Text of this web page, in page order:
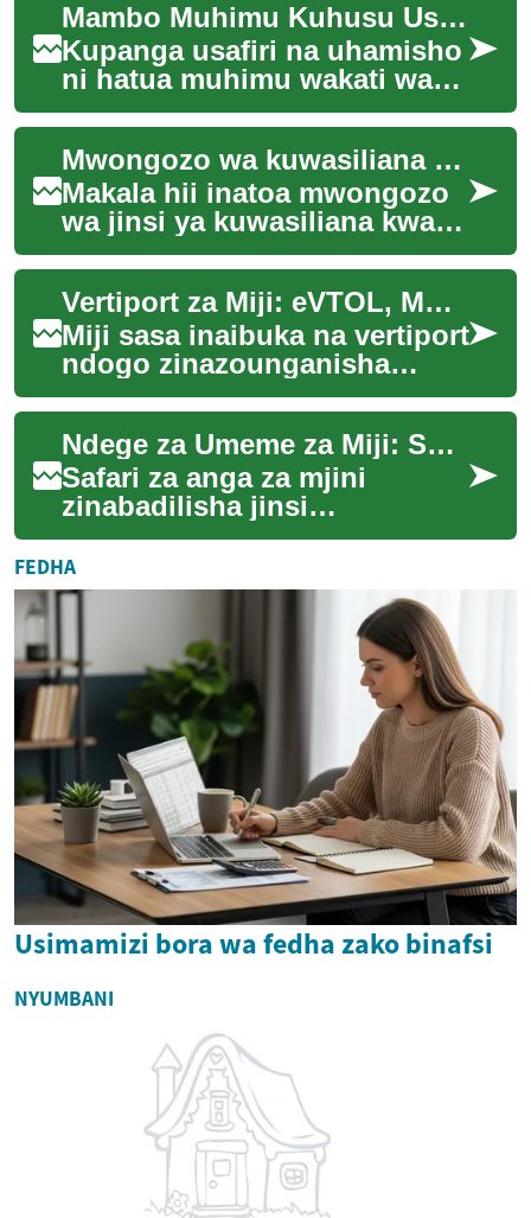
Mambo Muhimu Kuhusu Usafiri na Uhamisho Katika Mpango wa Likizo
Kupanga usafiri na uhamisho
ni hatua muhimu wakati wa
kuandaa likizo yenye huduma
zote. Teaser hii inatoa
muhtasari w...
Mwongozo wa kuwasiliana na watoa huduma na haki za mteja wakati wa likizo
Makala hii inatoa mwongozo
wa jinsi ya kuwasiliana kwa
ufanisi na watoa huduma
wakati wa likizo, na kuelezea
haki za ...
Vertiport za Miji: eVTOL, Mbinu Mpya za Usafiri
Miji sasa inaibuka na vertiport
ndogo zinazounganisha
eVTOL na usafiri wa kila siku.
Suala hili linatoa changamoto
za...
Ndege za Umeme za Miji: Safari Ndogo za Anga
Safari za anga za mjini
zinabadilisha jinsi
tunavyosafiri. Imekuwa ndoto
ya miongo mingi. Sasa ndege
za umeme za mji ...
FEDHA
Usimamizi bora wa fedha zako binafsi
NYUMBANI